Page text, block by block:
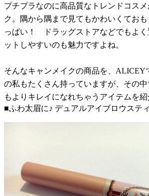
プチプラなのに高品質なトレンドコス
ク。隅から隅まで見てもかわいくてお
っぱい！ ドラッグストアなどでもよく
ットしやすいのも魅力ですよね。
そんなキャンメイクの商品を、ALICEY
の私もたくさん持っていますが、その
もよりキレイになれちゃうアイテムを
■ふわ太眉に♪ デュアルアイブロウステ